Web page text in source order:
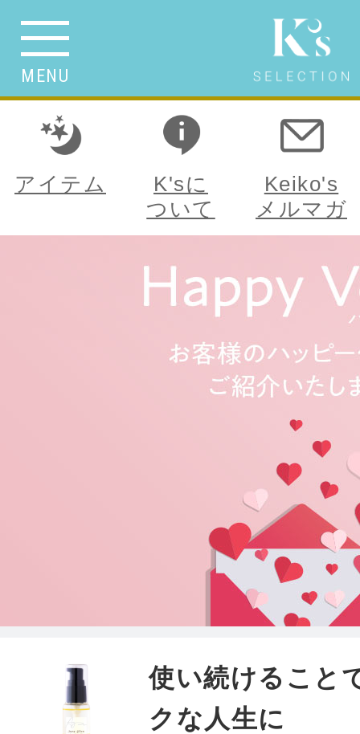
MENU
アイテム
K'sに
ついて
Keiko's
メルマガ
使い続けること
クな人生に